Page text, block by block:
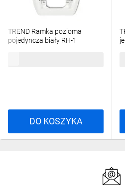
TREND Ramka pozioma
pojedyncza biały RH-1
DO KOSZYKA